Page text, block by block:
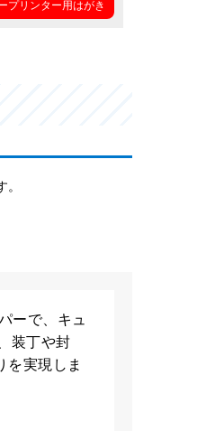
プリンター用はがき
ーで、キュ
装丁や封
を実現しま